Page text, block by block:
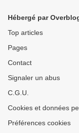
Hébergé par
Top articles
Pages
Contact
Signaler un abus
C.G.U.
Cookies et données
Préférences cookies